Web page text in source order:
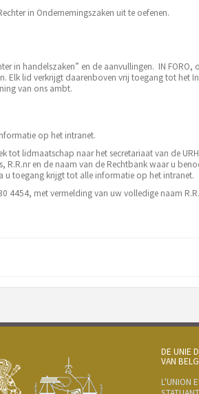
in Ondernemingszaken uit te oefenen.
in handelszaken” en de aanvullingen. IN
Elk lid verkrijgt daarenboven vrij toegang tot het
van ons ambt.
op het intranet.
tot lidmaatschap naar het secretariaat van de
en de naam van de Rechtbank waar u
toegang krijgt tot alle informatie op het intranet.
4454, met vermelding van uw volledige naam
DE UNIE
VAN
L'UNION